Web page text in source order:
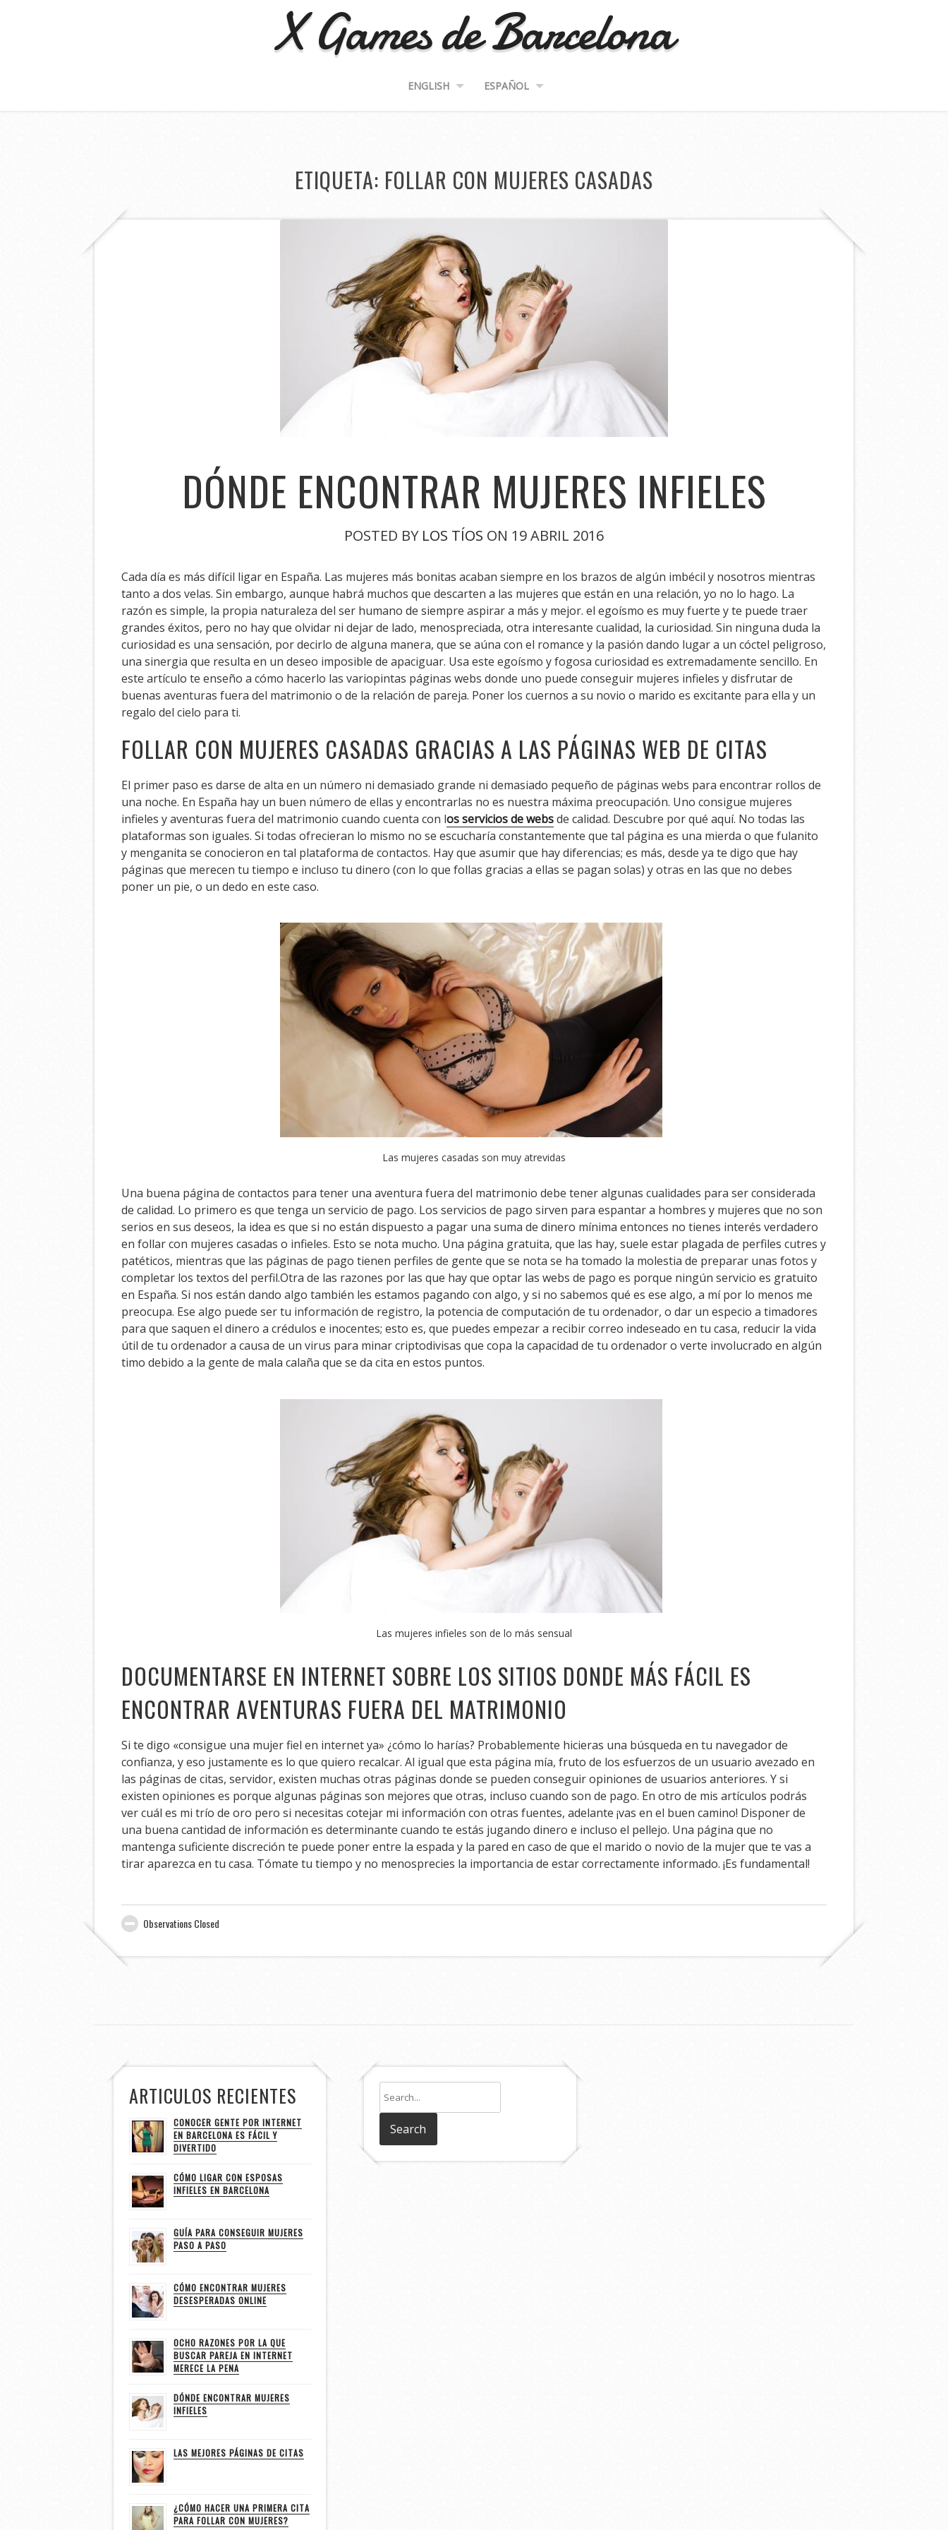
X Games de Barcelona
ENGLISH ESPAÑOL
ETIQUETA: FOLLAR CON MUJERES CASADAS
DÓNDE ENCONTRAR MUJERES INFIELES
POSTED BY LOS TÍOS ON 19 ABRIL 2016
Cada día es más difícil ligar en España. Las mujeres más bonitas acaban siempre en los brazos de algún imbécil y nosotros mientras
tanto a dos velas. Sin embargo, aunque habrá muchos que descarten a las mujeres que están en una relación, yo no lo hago. La
razón es simple, la propia naturaleza del ser humano de siempre aspirar a más y mejor. el egoísmo es muy fuerte y te puede traer
grandes éxitos, pero no hay que olvidar ni dejar de lado, menospreciada, otra interesante cualidad, la curiosidad. Sin ninguna duda la
curiosidad es una sensación, por decirlo de alguna manera, que se aúna con el romance y la pasión dando lugar a un cóctel peligroso,
una sinergia que resulta en un deseo imposible de apaciguar. Usa este egoísmo y fogosa curiosidad es extremadamente sencillo. En
este artículo te enseño a cómo hacerlo las variopintas páginas webs donde uno puede conseguir mujeres infieles y disfrutar de
buenas aventuras fuera del matrimonio o de la relación de pareja. Poner los cuernos a su novio o marido es excitante para ella y un
regalo del cielo para ti.
FOLLAR CON MUJERES CASADAS GRACIAS A LAS PÁGINAS WEB DE CITAS
El primer paso es darse de alta en un número ni demasiado grande ni demasiado pequeño de páginas webs para encontrar rollos de
una noche. En España hay un buen número de ellas y encontrarlas no es nuestra máxima preocupación. Uno consigue mujeres
infieles y aventuras fuera del matrimonio cuando cuenta con los servicios de websde calidad. Descubre por qué aquí. No todas las
plataformas son iguales. Si todas ofrecieran lo mismo no se escucharía constantemente que tal página es una mierda o que fulanito
y menganita se conocieron en tal plataforma de contactos. Hay que asumir que hay diferencias; es más, desde ya te digo que hay
páginas que merecen tu tiempo e incluso tu dinero (con lo que follas gracias a ellas se pagan solas) y otras en las que no debes
poner un pie, o un dedo en este caso.
Las mujeres casadas son muy atrevidas
Una buena página de contactos para tener una aventura fuera del matrimonio debe tener algunas cualidades para ser considerada
de calidad. Lo primero es que tenga un servicio de pago. Los servicios de pago sirven para espantar a hombres y mujeres que no son
serios en sus deseos, la idea es que si no están dispuesto a pagar una suma de dinero mínima entonces no tienes interés verdadero
en follar con mujeres casadas o infieles. Esto se nota mucho. Una página gratuita, que las hay, suele estar plagada de perfiles cutres y
patéticos, mientras que las páginas de pago tienen perfiles de gente que se nota se ha tomado la molestia de preparar unas fotos y
completar los textos del perfil.Otra de las razones por las que hay que optar las webs de pago es porque ningún servicio es gratuito
en España. Si nos están dando algo también les estamos pagando con algo, y si no sabemos qué es ese algo, a mí por lo menos me
preocupa. Ese algo puede ser tu información de registro, la potencia de computación de tu ordenador, o dar un especio a timadores
para que saquen el dinero a crédulos e inocentes; esto es, que puedes empezar a recibir correo indeseado en tu casa, reducir la vida
útil de tu ordenador a causa de un virus para minar criptodivisas que copa la capacidad de tu ordenador o verte involucrado en algún
timo debido a la gente de mala calaña que se da cita en estos puntos.
Las mujeres infieles son de lo más sensual
DOCUMENTARSE EN INTERNET SOBRE LOS SITIOS DONDE MÁS FÁCIL ES
ENCONTRAR AVENTURAS FUERA DEL MATRIMONIO
Si te digo «consigue una mujer fiel en internet ya» ¿cómo lo harías? Probablemente hicieras una búsqueda en tu navegador de
confianza, y eso justamente es lo que quiero recalcar. Al igual que esta página mía, fruto de los esfuerzos de un usuario avezado en
las páginas de citas, servidor, existen muchas otras páginas donde se pueden conseguir opiniones de usuarios anteriores. Y si
existen opiniones es porque algunas páginas son mejores que otras, incluso cuando son de pago. En otro de mis artículos podrás
ver cuál es mi trío de oro pero si necesitas cotejar mi información con otras fuentes, adelante ¡vas en el buen camino! Disponer de
una buena cantidad de información es determinante cuando te estás jugando dinero e incluso el pellejo. Una página que no
mantenga suficiente discreción te puede poner entre la espada y la pared en caso de que el marido o novio de la mujer que te vas a
tirar aparezca en tu casa. Tómate tu tiempo y no menosprecies la importancia de estar correctamente informado. ¡Es fundamental!
Observations Closed
ARTICULOS RECIENTES
CONOCER GENTE POR INTERNET
EN BARCELONA ES FÁCIL Y
DIVERTIDO
CÓMO LIGAR CON ESPOSAS
INFIELES EN BARCELONA
GUÍA PARA CONSEGUIR MUJERES
PASO A PASO
CÓMO ENCONTRAR MUJERES
DESESPERADAS ONLINE
OCHO RAZONES POR LA QUE
BUSCAR PAREJA EN INTERNET
MERECE LA PENA
DÓNDE ENCONTRAR MUJERES
INFIELES
LAS MEJORES PÁGINAS DE CITAS
¿CÓMO HACER UNA PRIMERA CITA
PARA FOLLAR CON MUJERES?